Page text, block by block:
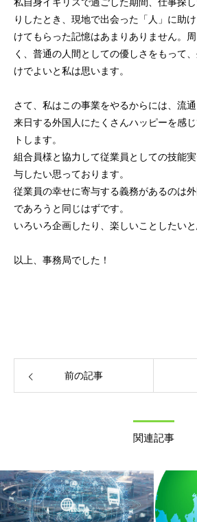
私自身イギリスで過ごした期間、仕事探
りしたとき、現地で出会った「人」に助
けてもらった記憶はあまりありません。
く、普通の人間としての優しさをもって
けでよいと私は思います。
さて、私はこの事業をやるからには、流
来日する外国人にたくさんハッピーを感
トします。
組合員様と協力して従業員としての技能
与したい思っております。
従業員の幸せに寄与する義務があるのは
であろうと同じはずです。
いろいろ企画したり、楽しいことしたいと
以上、事務局でした！
前の記事
関連記事